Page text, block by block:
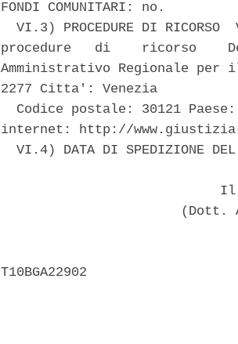
FONDI COMUNITARI: no.
VI.3) PROCEDURE DI RICORSO
procedure   di    ricorso
Amministrativo Regionale
2277 Citta': Venezia
Codice postale: 30121
internet: http://
VI.4) DATA DI SPEDIZIONE